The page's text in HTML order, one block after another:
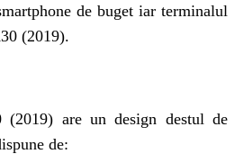
de buget iar terminalul
(2019).
(2019) are un design destul de
de: